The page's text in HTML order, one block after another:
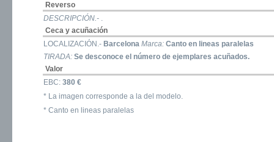
Reverso
DESCRIPCIÓN.- .
Ceca y acuñación
LOCALIZACIÓN.- Barcelona Marca: Canto en lineas paralelas
TIRADA: Se desconoce el número de ejemplares acuñados.
Valor
EBC: 380 €
* La imagen corresponde a la del modelo.
* Canto en lineas paralelas